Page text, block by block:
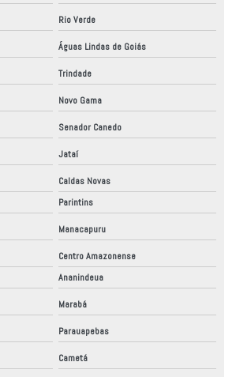
Rio Verde
Águas Lindas de Goiás
Trindade
Novo Gama
Senador Canedo
Jataí
Caldas Novas
Parintins
Manacapuru
Centro Amazonense
Ananindeua
Marabá
Parauapebas
Cametá